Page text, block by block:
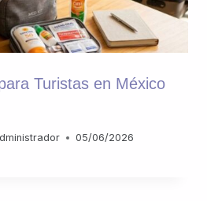
Turistas en México
05/06/2026